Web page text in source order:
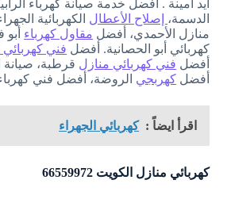
ايد امينة . أفضل خدمة صيانة كهرباء
الدسمة، إصلاح الأعطال الكهربائية
منازل الأحمدي، أفضل مقاول كهرباء
كهربائي أبو الحصانية. أفضل فني
أفضل فني كهربائي منازل قرطبة،
أفضل كهربجي الروضة، أفضل فني كهرباء
اقرأ ايضاً : كهربائي الجهراء
كهربائي منازل الكويت 66559972